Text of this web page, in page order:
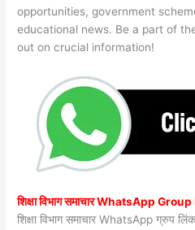
opportunities, government
educational news. Be a part of
out on crucial information!
शिक्षा विभाग समाचार WhatsApp
शिक्षा विभाग समाचार WhatsApp ग्रुप